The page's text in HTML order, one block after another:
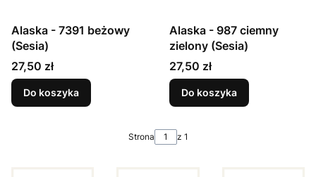
Alaska - 7391 beżowy
(Sesia)
Cena
27,50 zł
Do koszyka
Alaska - 987 ciemny
zielony (Sesia)
Cena
27,50 zł
Do koszyka
Strona z 1